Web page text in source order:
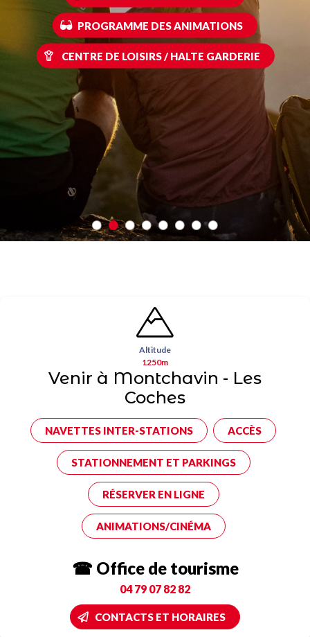
PROGRAMME DES ANIMATIONS
CENTRE DE LOISIRS / HALTE GARDERIE
Altitude
1250m
Venir à Montchavin - Les
Coches
NAVETTES INTER-STATIONS ACCÈS
STATIONNEMENT ET PARKINGS
RÉSERVER EN LIGNE
ANIMATIONS/CINÉMA
☎ Office de tourisme
04 79 07 82 82
CONTACTS ET HORAIRES